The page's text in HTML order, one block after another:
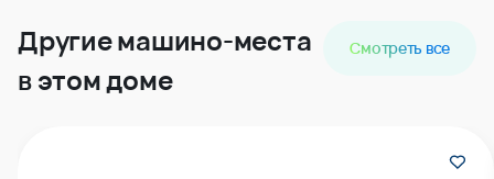
Другие машино-места
в этом доме
Смотреть все